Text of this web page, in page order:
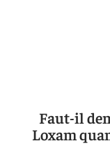
Faut-il
Loxam